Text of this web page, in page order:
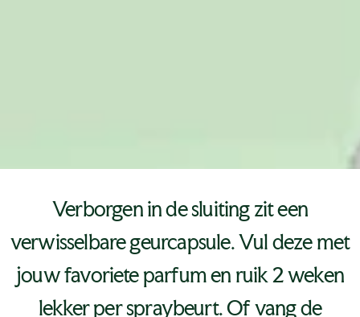
Verborgen in de sluiting zit een
verwisselbare geurcapsule. Vul deze met
jouw favoriete parfum en ruik 2 weken
lekker per spraybeurt. Of vang de